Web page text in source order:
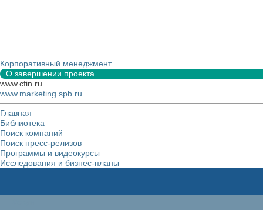
Корпоративный менеджмент
О завершении проекта
www.cfin.ru
www.marketing.spb.ru
Главная
Библиотека
Поиск компаний
Поиск пресс-релизов
Программы и видеокурсы
Исследования и бизнес-планы